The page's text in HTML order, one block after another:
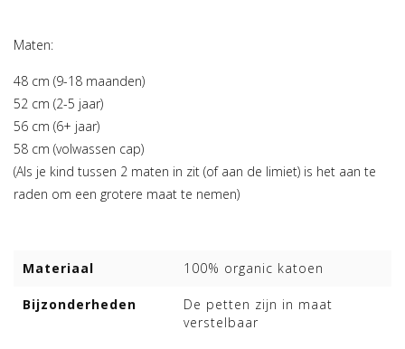
Maten:
48 cm (9-18 maanden)
52 cm (2-5 jaar)
56 cm (6+ jaar)
58 cm (volwassen cap)
(Als je kind tussen 2 maten in zit (of aan de limiet) is het aan te
raden om een grotere maat te nemen)
Materiaal 100% organic katoen
Bijzonderheden
De petten zijn in maat
verstelbaar